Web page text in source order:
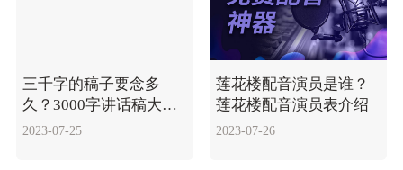
三千字的稿子要念多
久？3000字讲话稿大概
需多长时间？
2023-07-25
莲花楼配音演员是谁？
莲花楼配音演员表介绍
2023-07-26